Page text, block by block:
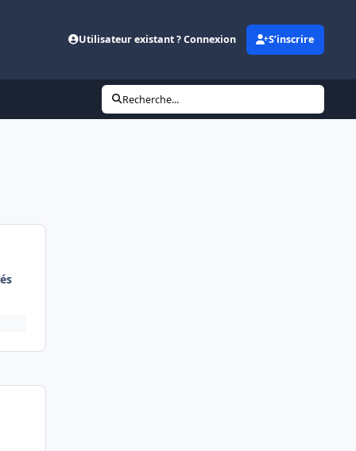
Utilisateur existant ? Connexion S’inscrire
Recherche...